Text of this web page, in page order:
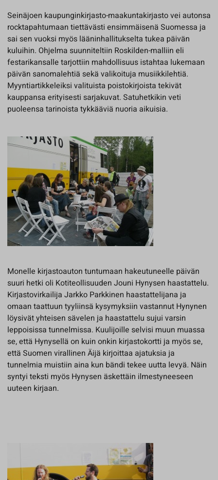
Seinäjoen kaupunginkirjasto-maakuntakirjasto vei autonsa
rocktapahtumaan tiettävästi ensimmäisenä Suomessa ja
sai sen vuoksi myös lääninhallitukselta tukea päivän
kuluihin. Ohjelma suunniteltiin Roskilden-malliin eli
festarikansalle tarjottiin mahdollisuus istahtaa lukemaan
päivän sanomalehtiä sekä valikoituja musiikkilehtiä.
Myyntiartikkeleiksi valituista poistokirjoista tekivät
kauppansa erityisesti sarjakuvat. Satuhetkikin veti
puoleensa tarinoista tykkääviä nuoria aikuisia.
Monelle kirjastoauton tuntumaan hakeutuneelle päivän
suuri hetki oli Kotiteollisuuden Jouni Hynysen haastattelu.
Kirjastovirkailija Jarkko Parkkinen haastattelijana ja
omaan taattuun tyyliinsä kysymyksiin vastannut Hynynen
löysivät yhteisen sävelen ja haastattelu sujui varsin
leppoisissa tunnelmissa. Kuulijoille selvisi muun muassa
se, että Hynysellä on kuin onkin kirjastokortti ja myös se,
että Suomen virallinen Äijä kirjoittaa ajatuksia ja
tunnelmia muistiin aina kun bändi tekee uutta levyä. Näin
syntyi teksti myös Hynysen äskettäin ilmestyneeseen
uuteen kirjaan.